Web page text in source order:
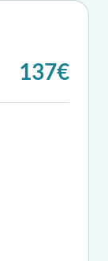
137€